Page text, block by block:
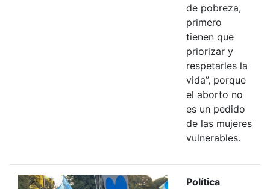
de pobreza,
primero
tienen que
priorizar y
respetarles la
vida”, porque
el aborto no
es un pedido
de las mujeres
vulnerables.
Política